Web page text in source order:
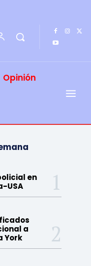
Opinión
en
USA
a
York